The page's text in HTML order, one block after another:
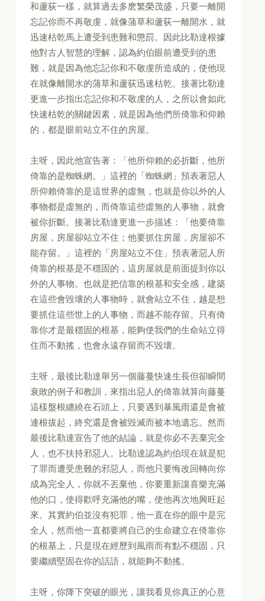
和蘆荻一樣，就算過去多麽繁榮茂盛，只要一離開
忘記你而不再敬虔，就像蒲草和蘆荻一離開水，就
迅速枯乾馬上遭受到患難和懲罰。因此比勒達根據
他對古人智慧的理解，認為約伯眼前遭受到的患
難，就是因為他忘記你和不敬虔所造成的，使他現
在就像離開水的蒲草和蘆荻迅速枯乾。接著比勒達
更進一步指出忘記你和不敬虔的人，之所以會如此
快速枯乾的關鍵因素，就是因為他們所倚靠和仰賴
的，都是眼前站立不住的房屋。
主呀，因此他宣告著：「他所仰賴的必折斷，他所
倚靠的是蜘蛛網。」這裡的「蜘蛛網」預表著惡人
所仰賴倚靠的是這世界的虛無，也就是你以外的人
事物都是虛無的，而倚靠這些虛無的人事物，就會
被你折斷。接著比勒達更進一步描述：「他要倚靠
房屋，房屋卻站立不住；他要抓住房屋，房屋卻不
能存留。」這裡的「房屋站立不住」預表著惡人所
倚靠的根基是不穩固的，這房屋就是前面提到你以
外的人事物。也就是把信靠的根基和安全感，建築
在這些會毀壞的人事物時，就會站立不住，越是想
要抓住這些世上的人事物，而越不能存留。只有倚
靠你才是最穩固的根基，能夠使我們的生命站立得
住而不動搖，也會永遠存留而不毀壞。
主呀，最後比勒達舉另一個藤蔓快速生長但卻瞬間
衰敗的例子和教訓，來指出惡人的倚靠就算向藤蔓
這樣盤根纏繞在石頭上，只要遇到暴風雨還是會被
連根拔起，終究還是會被毀滅而被本地遺忘。然而
最後比勒達宣告了他的結論，就是你必不丟棄完全
人，也不扶持邪惡人。比勒達認為約伯現在就是犯
了罪而遭受患難的邪惡人，而他只要悔改回轉向你
成為完全人，你就不丟棄他，你要重新讓喜樂充滿
他的口，使得歡呼充滿他的嘴，使他再次地興旺起
來。其實約伯並沒有犯罪，他一直在你的眼中是完
全人，然而他一直都要將自己的生命建立在倚靠你
的根基上，只是現在經歷到風雨而有點不穩固，只
要繼續堅固在你的話語，就能夠不動搖。
主呀，你降下突破的眼光，讓我看見你真正的心意